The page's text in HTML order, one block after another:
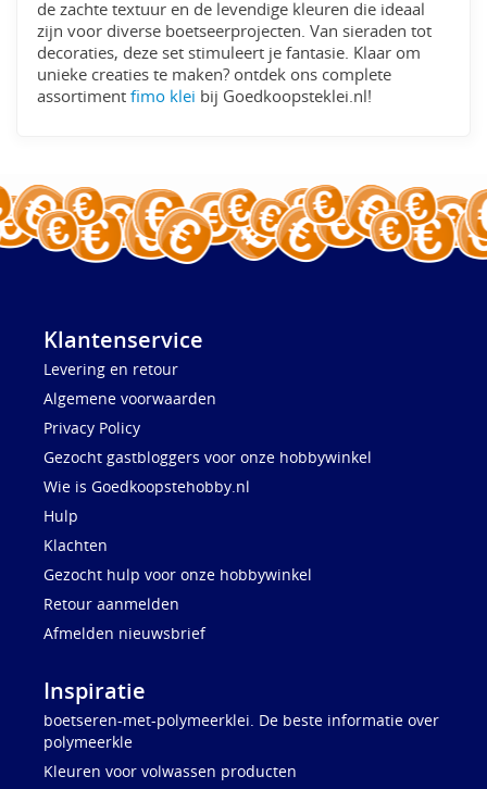
de zachte textuur en de levendige kleuren die ideaal
zijn voor diverse boetseerprojecten. Van sieraden tot
decoraties, deze set stimuleert je fantasie. Klaar om
unieke creaties te maken? ontdek ons complete
assortimentfimo klei bij Goedkoopsteklei.nl!
Klantenservice
Levering en retour
Algemene voorwaarden
Privacy Policy
Gezocht gastbloggers voor onze hobbywinkel
Wie is Goedkoopstehobby.nl
Hulp
Klachten
Gezocht hulp voor onze hobbywinkel
Retour aanmelden
Afmelden nieuwsbrief
Inspiratie
boetseren-met-polymeerklei. De beste informatie over
polymeerkle
Kleuren voor volwassen producten